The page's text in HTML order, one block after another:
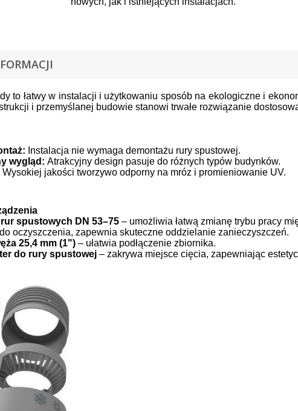
to łatwy w instalacji i użytkowaniu sposób na ekologiczne i
i przemyślanej budowie stanowi trwałe rozwiązanie
Instalacja nie wymaga demontażu rury spustowej.
wygląd: Atrakcyjny design pasuje do różnych typów budynków.
Wysokiej jakości tworzywo odporny na mróz i promieniowanie UV.
spustowych DN 53–75 – umożliwia łatwą zmianę trybu pracy
do oczyszczenia, zapewnia skuteczne oddzielanie zanieczyszczeń.
25,4 mm (1") – ułatwia podłączenie zbiornika.
do rury spustowej – zakrywa miejsce cięcia, zapewniając